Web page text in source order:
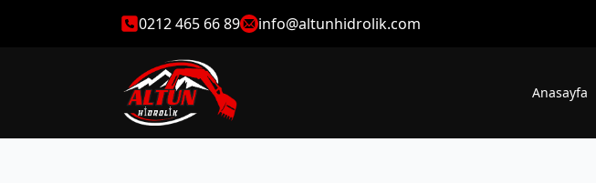
0212 465 66 89 info@altunhidrolik.com
Anasayfa